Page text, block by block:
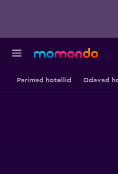
Parimad hotellid Odavad